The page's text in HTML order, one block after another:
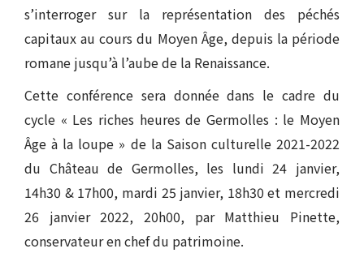
s’interroger sur la représentation des péchés
capitaux au cours du Moyen Âge, depuis la période
romane jusqu’à l’aube de la Renaissance.
Cette conférence sera donnée dans le cadre du
cycle « Les riches heures de Germolles : le Moyen
Âge à la loupe » de la Saison culturelle 2021-2022
du Château de Germolles, les lundi 24 janvier,
14h30 & 17h00, mardi 25 janvier, 18h30 et mercredi
26 janvier 2022, 20h00, par Matthieu Pinette,
conservateur en chef du patrimoine.